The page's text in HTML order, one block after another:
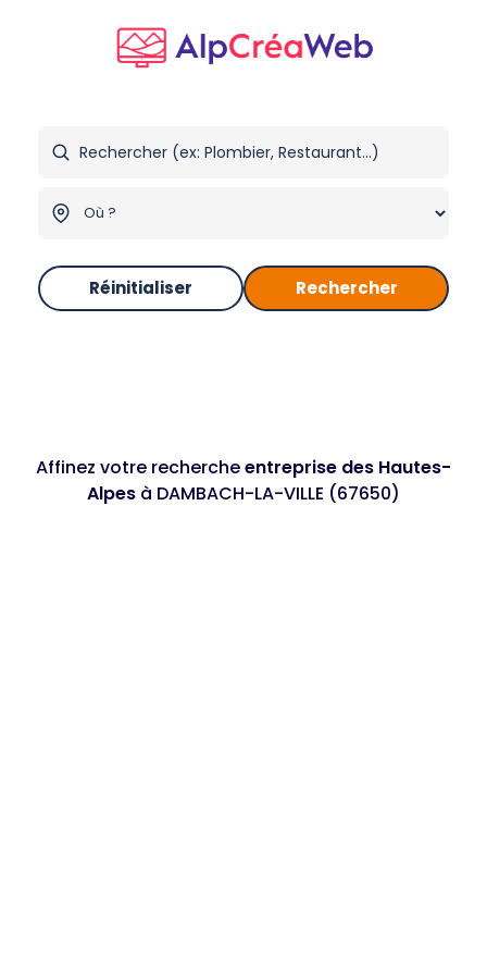
Réinitialiser Rechercher
Affinez votre rechercheentreprise des Hautes-
Alpes à DAMBACH-LA-VILLE (67650)